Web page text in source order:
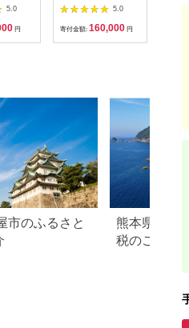
5.0
円
鶏 手羽さき
1kg（1kg×1袋）×10
回 計10kg 時期選べる
5.0
寄付金額: 160,000 円
4kg
以内
祝除
郡 津
寄付金
市のふるさと
熊本県 天草
税のご紹介